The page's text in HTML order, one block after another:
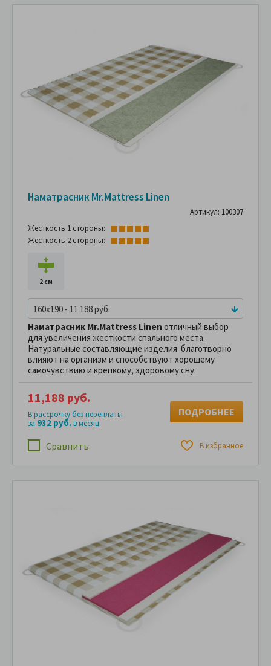
Наматрасник Mr.Mattress Linen
Артикул: 100307
Жесткость 1 стороны:
Жесткость 2 стороны:
2 см
160x190 - 11 188 руб.
Наматрасник Mr.Mattress Linen отличный выбор
для увеличения жесткости спального места.
Натуральные составляющие изделия благотворно
влияют на организм и способствуют хорошему
самочувствию и крепкому, здоровому сну.
Сравнить В избранное
11,188 руб.
В рассрочку без переплаты
за 932 руб.в месяц
ПОДРОБНЕЕ